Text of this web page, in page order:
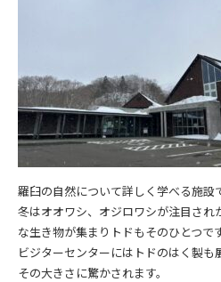
羅臼の自然について詳しく学べる施設
冬はオオワシ、オジロワシが注目され
な生き物が集まりトドもそのひとつです
ビジターセンターにはトドのはく製も
その大きさに驚かされます。